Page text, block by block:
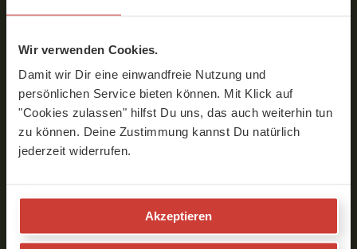
Wir verwenden Cookies.
Damit wir Dir eine einwandfreie Nutzung und
persönlichen Service bieten können. Mit Klick auf
"Cookies zulassen" hilfst Du uns, das auch weiterhin tun
zu können. Deine Zustimmung kannst Du natürlich
jederzeit widerrufen.
Akzeptieren
Über YogaMeHome
Kontakt
Preise
Gutschein kaufen
Widerrufsbelehrung
Impressum